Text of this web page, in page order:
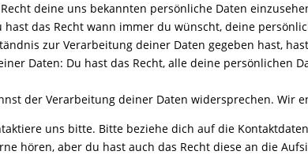
deine uns bekannten persönliche Daten
hast das Recht wann immer du wünscht, deine
zur Verarbeitung deiner Daten gegeben hast,
Daten: Du hast das Recht, alle deine
der Verarbeitung deiner Daten widersprechen. Wir
uns bitte. Bitte beziehe dich auf die
hören, aber du hast auch das Recht diese an die